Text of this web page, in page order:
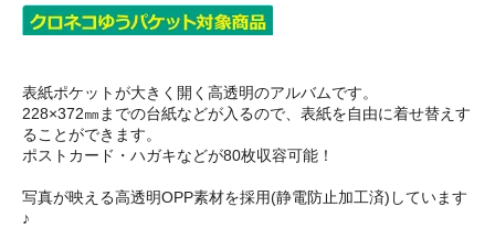
表紙ポケットが大きく開く高透明のアルバムです。
228×372㎜までの台紙などが入るので、表紙を自由に着せ替えす
ることができます。
ポストカード・ハガキなどが80枚収容可能！
写真が映える高透明OPP素材を採用(静電防止加工済)しています
♪